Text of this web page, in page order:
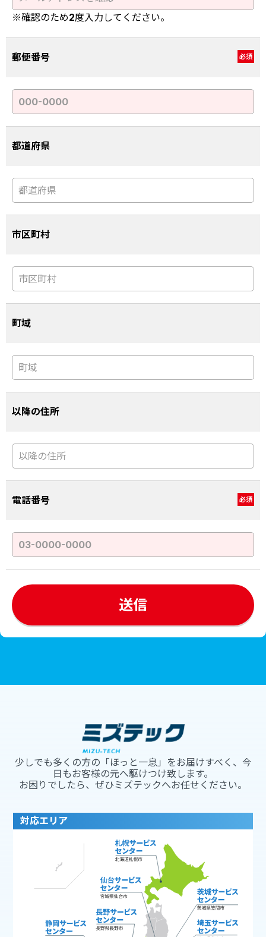
※確認のため2度入力してください。
郵便番号 必須
都道府県
市区町村
町域
以降の住所
電話番号 必須
少しでも多くの方の「ほっと一息」をお届けすべく、今
日もお客様の元へ駆けつけ致します。
お困りでしたら、ぜひミズテックへお任せください。
対応エリア